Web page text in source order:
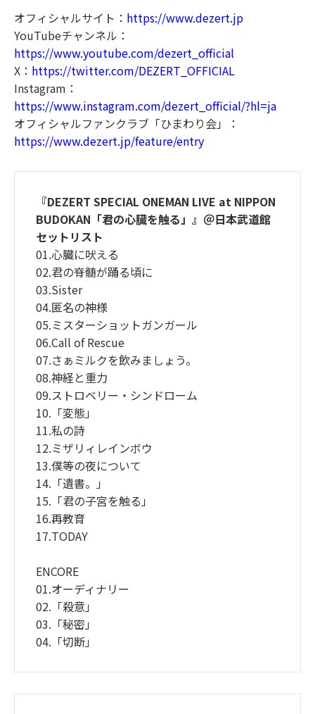
オフィシャルサイト： https://www.dezert.jp
YouTubeチャンネル：
https://www.youtube.com/dezert_official
X： https://twitter.com/DEZERT_OFFICIAL
Instagram：
https://www.instagram.com/dezert_official/?hl=ja
オフィシャルファンクラブ「ひまわり会」：
https://www.dezert.jp/feature/entry
『DEZERT SPECIAL ONEMAN LIVE at NIPPON
BUDOKAN「君の心臓を触る」』＠日本武道館
セットリスト
01.心臓に吠える
02.君の脊髄が踊る頃に
03.Sister
04.匿名の神様
05.ミスターショットガンガール
06.Call of Rescue
07.さぁミルクを飲みましょう。
08.神経と重力
09.ストロベリー・シンドローム
10.「変態」
11.私の詩
12.ミザリィレインボウ
13.僕等の夜について
14.「遺書。」
15.「君の子宮を触る」
16.再教育
17.TODAY
ENCORE
01.オーディナリー
02.「殺意」
03.「秘密」
04.「切断」